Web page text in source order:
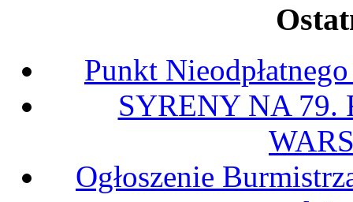
Punkt
SYRENY NA 79.
Ogłoszenie